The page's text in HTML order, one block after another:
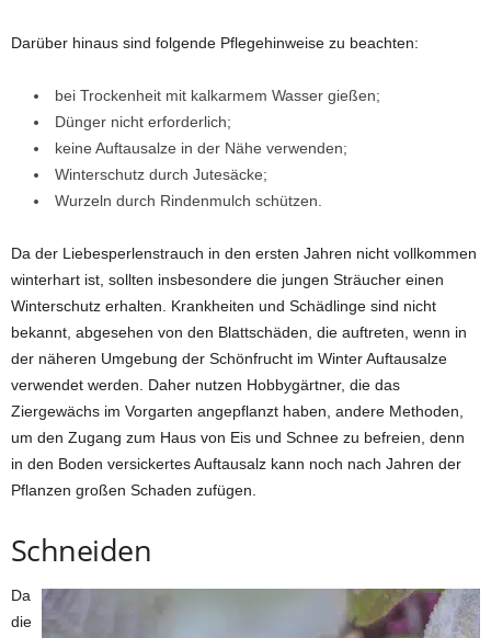
Darüber hinaus sind folgende Pflegehinweise zu beachten:
bei Trockenheit mit kalkarmem Wasser gießen;
Dünger nicht erforderlich;
keine Auftausalze in der Nähe verwenden;
Winterschutz durch Jutesäcke;
Wurzeln durch Rindenmulch schützen.
Da der Liebesperlenstrauch in den ersten Jahren nicht vollkommen
winterhart ist, sollten insbesondere die jungen Sträucher einen
Winterschutz erhalten. Krankheiten und Schädlinge sind nicht
bekannt, abgesehen von den Blattschäden, die auftreten, wenn in
der näheren Umgebung der Schönfrucht im Winter Auftausalze
verwendet werden. Daher nutzen Hobbygärtner, die das
Ziergewächs im Vorgarten angepflanzt haben, andere Methoden,
um den Zugang zum Haus von Eis und Schnee zu befreien, denn
in den Boden versickertes Auftausalz kann noch nach Jahren der
Pflanzen großen Schaden zufügen.
Schneiden
Da
die